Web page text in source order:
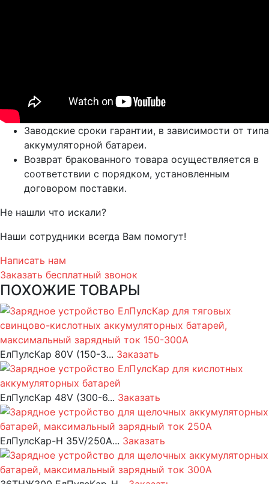
Заводские сроки гарантии, в зависимости от типа
аккумуляторной батареи.
Возврат бракованного товара осуществляется в
соответствии с порядком, установленным
договором поставки.
Не нашли что искали?
Наши сотрудники всегда Вам помогут!
Написать нам
Заказать бесплатный звонок
ПОХОЖИЕ ТОВАРЫ
ЕлПулсКар 80V (150-3... Заказать
ЕлПулсКар 48V (300-6... Заказать
ЕлПулсКар-Н 35V/250A... Заказать